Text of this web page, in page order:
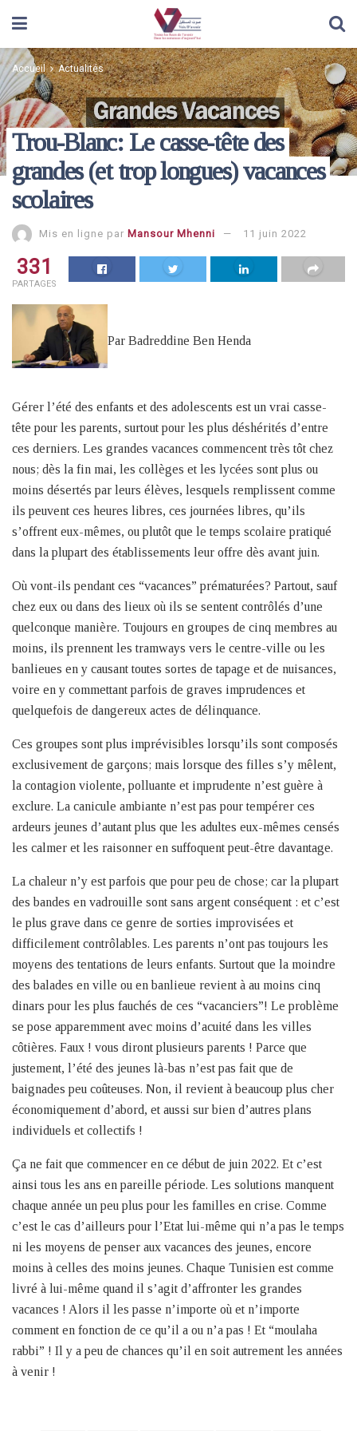
Accueil Actualités
Trou-Blanc: Le casse-tête des
grandes (et trop longues) vacances
scolaires
Mis en ligne par Mansour Mhenni 11 juin 2022
331
PARTAGES
Par Badreddine Ben Henda
Gérer l’été des enfants et des adolescents est un vrai casse-
tête pour les parents, surtout pour les plus déshérités d’entre
ces derniers. Les grandes vacances commencent très tôt chez
nous; dès la fin mai, les collèges et les lycées sont plus ou
moins désertés par leurs élèves, lesquels remplissent comme
ils peuvent ces heures libres, ces journées libres, qu’ils
s’offrent eux-mêmes, ou plutôt que le temps scolaire pratiqué
dans la plupart des établissements leur offre dès avant juin.
Où vont-ils pendant ces “vacances” prématurées? Partout, sauf
chez eux ou dans des lieux où ils se sentent contrôlés d’une
quelconque manière. Toujours en groupes de cinq membres au
moins, ils prennent les tramways vers le centre-ville ou les
banlieues en y causant toutes sortes de tapage et de nuisances,
voire en y commettant parfois de graves imprudences et
quelquefois de dangereux actes de délinquance.
Ces groupes sont plus imprévisibles lorsqu’ils sont composés
exclusivement de garçons; mais lorsque des filles s’y mêlent,
la contagion violente, polluante et imprudente n’est guère à
exclure. La canicule ambiante n’est pas pour tempérer ces
ardeurs jeunes d’autant plus que les adultes eux-mêmes censés
les calmer et les raisonner en suffoquent peut-être davantage.
La chaleur n’y est parfois que pour peu de chose; car la plupart
des bandes en vadrouille sont sans argent conséquent : et c’est
le plus grave dans ce genre de sorties improvisées et
difficilement contrôlables. Les parents n’ont pas toujours les
moyens des tentations de leurs enfants. Surtout que la moindre
des balades en ville ou en banlieue revient à au moins cinq
dinars pour les plus fauchés de ces “vacanciers”! Le problème
se pose apparemment avec moins d’acuité dans les villes
côtières. Faux ! vous diront plusieurs parents ! Parce que
justement, l’été des jeunes là-bas n’est pas fait que de
baignades peu coûteuses. Non, il revient à beaucoup plus cher
économiquement d’abord, et aussi sur bien d’autres plans
individuels et collectifs !
Ça ne fait que commencer en ce début de juin 2022. Et c’est
ainsi tous les ans en pareille période. Les solutions manquent
chaque année un peu plus pour les familles en crise. Comme
c’est le cas d’ailleurs pour l’Etat lui-même qui n’a pas le temps
ni les moyens de penser aux vacances des jeunes, encore
moins à celles des moins jeunes. Chaque Tunisien est comme
livré à lui-même quand il s’agit d’affronter les grandes
vacances ! Alors il les passe n’importe où et n’importe
comment en fonction de ce qu’il a ou n’a pas ! Et “moulaha
rabbi” ! Il y a peu de chances qu’il en soit autrement les années
à venir !